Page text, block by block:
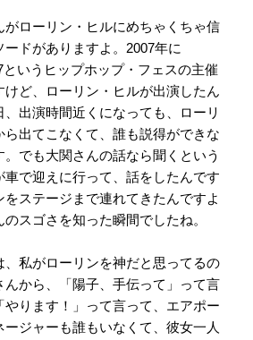
ローリン・ヒルにめちゃくちゃ信
ドがありますよ。2007年に
いうヒップホップ・フェスの主催
けど、ローリン・ヒルが出演したん
出演時間近くになっても、ローリ
ら出てこなくて、誰も説得ができな
でも大関さんの話なら聞くという
車で迎えに行って、話をしたんです
ステージまで連れてきたんですよ
スゴさを知った瞬間でしたね。
私がローリンを神だと思ってるの
んから、「陽子、手伝って」って言
やります！」って言って、エアポー
ージャーも誰もいなくて、彼女一人